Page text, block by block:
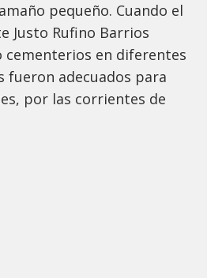
pequeño. Cuando el
Justo Rufino Barrios
cementerios en diferentes
fueron adecuados para
por las corrientes de